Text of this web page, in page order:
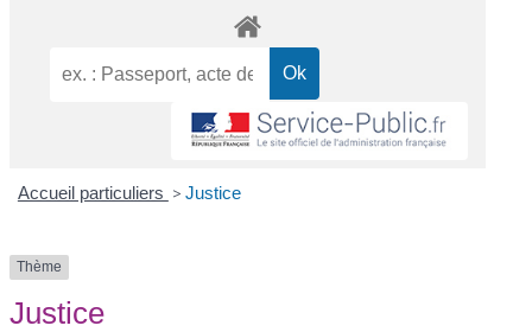
Accueil particuliers > Justice
Thème
Justice